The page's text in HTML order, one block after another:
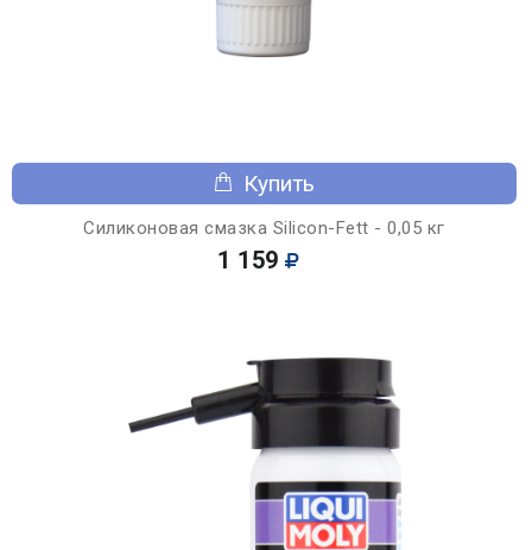
Купить
Силиконовая смазка Silicon-Fett - 0,05 кг
1 159